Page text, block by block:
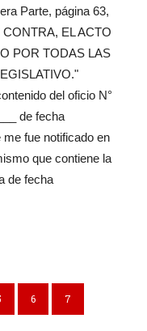
Parte, página 63,
EL ACTO
POR TODAS LAS
del oficio N°
de fecha
me fue notificado en
que contiene la
de fecha
6 7